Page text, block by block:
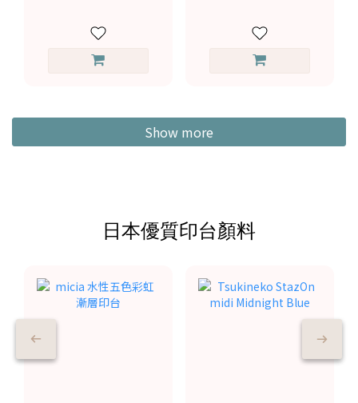
Show more
日本優質印台顏料